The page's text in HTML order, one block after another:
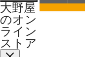
大野屋
のオン
ライン
ストア